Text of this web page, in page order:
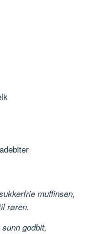
muffinsen,
røren.
godbit,